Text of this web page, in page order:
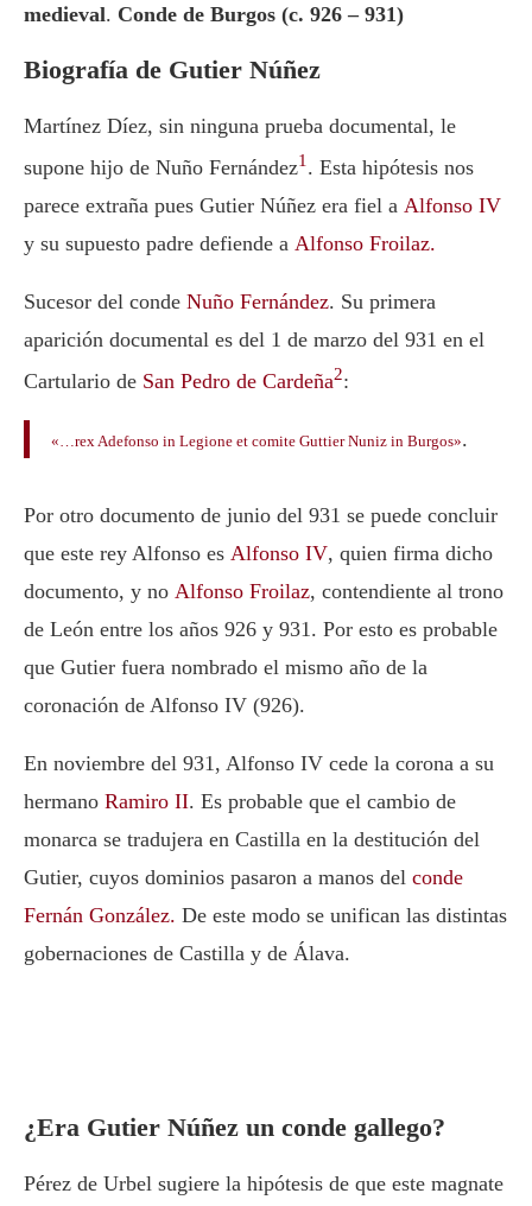
medieval. Conde de Burgos (c. 926 – 931)
Biografía de Gutier Núñez
Martínez Díez, sin ninguna prueba documental, le
supone hijo de Nuño Fernández1. Esta hipótesis nos
parece extraña pues Gutier Núñez era fiel a Alfonso IV
y su supuesto padre defiende a Alfonso Froilaz.
Sucesor del conde Nuño Fernández. Su primera
aparición documental es del 1 de marzo del 931 en el
Cartulario de San Pedro de Cardeña2:
«…rex Adefonso in Legione et comite Guttier Nuniz in Burgos».
Por otro documento de junio del 931 se puede concluir
que este rey Alfonso es Alfonso IV, quien firma dicho
documento, y no Alfonso Froilaz, contendiente al trono
de León entre los años 926 y 931. Por esto es probable
que Gutier fuera nombrado el mismo año de la
coronación de Alfonso IV (926).
En noviembre del 931, Alfonso IV cede la corona a su
hermano Ramiro II. Es probable que el cambio de
monarca se tradujera en Castilla en la destitución del
Gutier, cuyos dominios pasaron a manos del conde
Fernán González. De este modo se unifican las distintas
gobernaciones de Castilla y de Álava.
¿Era Gutier Núñez un conde gallego?
Pérez de Urbel sugiere la hipótesis de que este magnate